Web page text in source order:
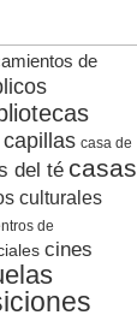
de
capillas casa de
del té casas
culturales
de
cines